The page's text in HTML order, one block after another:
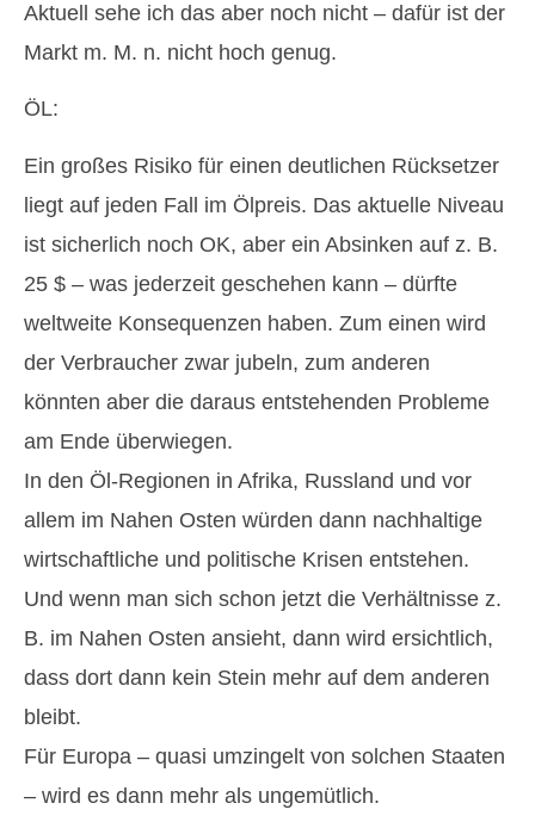
Aktuell sehe ich das aber noch nicht – dafür ist der
Markt m. M. n. nicht hoch genug.
ÖL:
Ein großes Risiko für einen deutlichen Rücksetzer
liegt auf jeden Fall im Ölpreis. Das aktuelle Niveau
ist sicherlich noch OK, aber ein Absinken auf z. B.
25 $ – was jederzeit geschehen kann – dürfte
weltweite Konsequenzen haben. Zum einen wird
der Verbraucher zwar jubeln, zum anderen
könnten aber die daraus entstehenden Probleme
am Ende überwiegen.
In den Öl-Regionen in Afrika, Russland und vor
allem im Nahen Osten würden dann nachhaltige
wirtschaftliche und politische Krisen entstehen.
Und wenn man sich schon jetzt die Verhältnisse z.
B. im Nahen Osten ansieht, dann wird ersichtlich,
dass dort dann kein Stein mehr auf dem anderen
bleibt.
Für Europa – quasi umzingelt von solchen Staaten
– wird es dann mehr als ungemütlich.